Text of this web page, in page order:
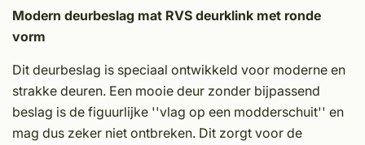
Modern deurbeslag mat RVS deurklink met ronde
vorm
Dit deurbeslag is speciaal ontwikkeld voor moderne en
strakke deuren. Een mooie deur zonder bijpassend
beslag is de figuurlijke ''vlag op een modderschuit'' en
mag dus zeker niet ontbreken. Dit zorgt voor de